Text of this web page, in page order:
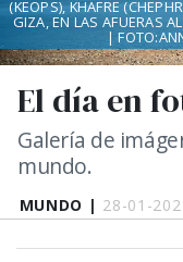
MUNDO | 28-01-
El día en
Galería de
mundo.
(KEOPS), KHAFRE
GIZA, EN LAS AFUERAS
|